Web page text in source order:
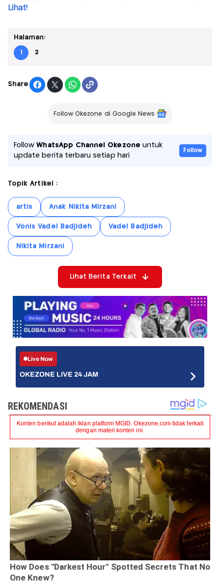
Lihat!
Halaman:
1 2
Share
Follow Okezone di Google News
FollowWhatsApp Channel Okezone untuk
update berita terbaru setiap hari
Follow
Topik Artikel :
artis Anak Nikita Mirzani
Vonis Vadel Badjideh Vadel Badjideh
Nikita Mirzani
Lihat Berita Terkait
Live Now
OKEZONE LIVE 24 JAM